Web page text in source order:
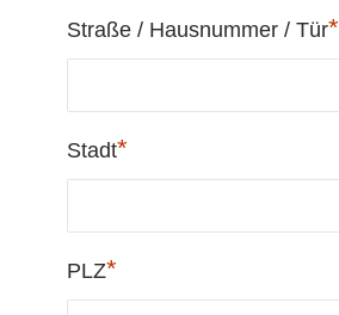
Straße / Hausnummer / Tür*
Stadt*
PLZ*